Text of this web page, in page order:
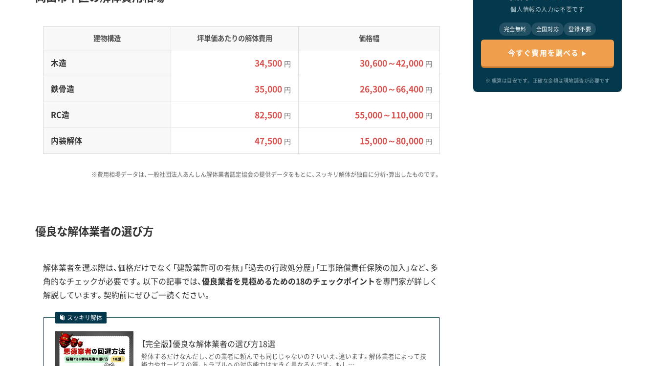
地形の特徴： 解体工事のリスクは、現場が「山側」か「川側」かで全く異なります。操山山麓の御成町や徳吉町など
といった平野部は、液状化の危険度が高く、過去の水害履歴から解体後に土地のかさ上げが必要になることもあ
道路事情：
操山山麓の住宅地は、昔ながらの町割りが残っているため道幅が非常に狭く、特に門田屋敷や徳吉町
の路地奥では4トンダンプが入れないエリアが点在します。だからこそ、廃棄物の搬出は新鶴見橋（国道2号）や
新京橋といった橋に頼らざるを得ませんが、これらの橋は慢性的な渋滞が起きやすい場所です。
費用への影響：
4トンダンプが入れない現場では、2トンダンプなどでの小運搬（ピストン輸送）が必須です。その
結果、人件費と運搬費が増え、坪単価が1.5倍から2.0倍に跳ね上がることもあります。加えて、擁壁の補修や、軟
弱地盤での地盤調査・改良費用が追加で発生する可能性も考慮しなければなりません。
こともあるため、必ず契約前に業者と一緒に市役所で確認してください。
百間川の歴史が影響する解体工事の制約
江戸時代の治水事業で生まれた人工放水路「百間川」の存在が、現代の「市街化調整区域」指定に直結し、解体後
の再建築が難しくなるケースがあります。
建物構造 坪単価あたりの解体費用 価格幅
木造 34,500 円 30,600～42,000 円
鉄骨造 35,000 円 26,300～66,400 円
RC造 82,500 円 55,000～110,000 円
内装解体 47,500 円 15,000～80,000 円
※費用相場データは、一般社団法人あんしん解体業者認定協会の提供データをもとに、スッキリ解体が独自に分析・算出したものです。
優良な解体業者の選び方
解体業者を選ぶ際は、価格だけでなく「建設業許可の有無」「過去の行政処分歴」「工事賠償責任保険の加入」など、多
角的なチェックが必要です。以下の記事では、優良業者を見極めるための18のチェックポイントを専門家が詳しく
解説しています。契約前にぜひご一読ください。
スッキリ解体
【完全版】優良な解体業者の選び方18選
解体するだけなんだし、どの業者に頼んでも同じじゃないの？ いいえ、違います。解体業者によって技
個人情報の入力は不要です
完全無料 全国対応 登録不要
今すぐ費用を調べる
※ 概算は目安です。正確な金額は現地調査が必要です